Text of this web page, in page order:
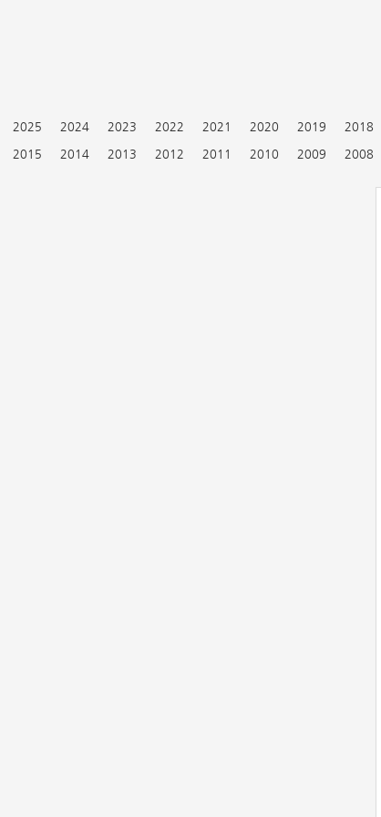
2025 2024 2023 2022 2021 2020 2019 2018
2015 2014 2013 2012 2011 2010 2009 2008